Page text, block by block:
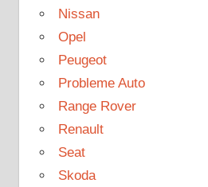
Nissan
Opel
Peugeot
Probleme Auto
Range Rover
Renault
Seat
Skoda